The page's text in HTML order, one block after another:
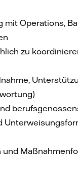
mit Operations,
zu
und